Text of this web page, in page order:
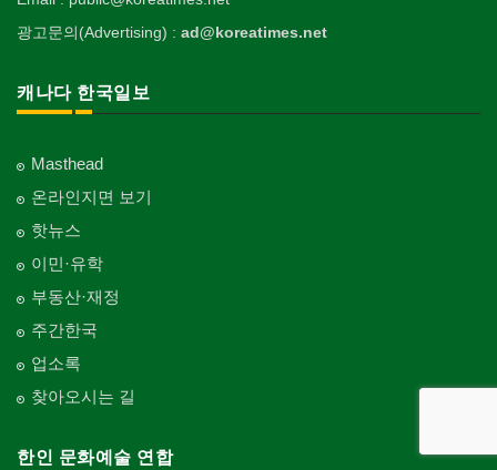
광고문의(Advertising) : ad@koreatimes.net
캐나다 한국일보
Masthead
온라인지면 보기
핫뉴스
이민·유학
부동산·재정
주간한국
업소록
찾아오시는 길
한인 문화예술 연합